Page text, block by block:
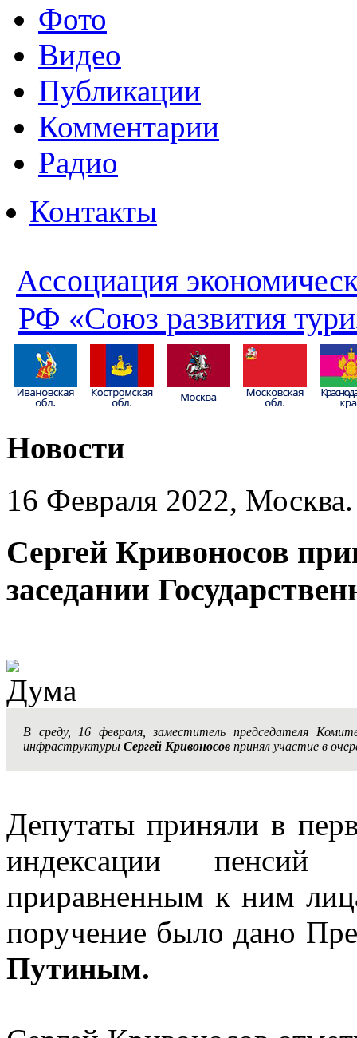
Фото
Видео
Публикации
Комментарии
Радио
Контакты
Ассоциация
РФ «Союз развития
Новости
16 Февраля 2022,
Сергей Кривоносов
заседании
В среду, 16 февраля, заместитель председателя
инфраструктуры Сергей Кривоносов принял участие в
Депутаты приняли в
индексации
приравненным к ним
поручение было дано
Путиным.